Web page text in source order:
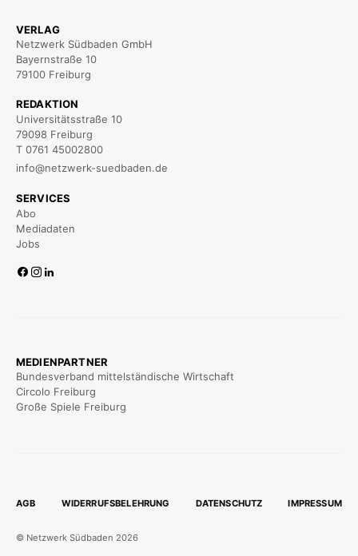
VERLAG
Netzwerk Südbaden GmbH
Bayernstraße 10
79100 Freiburg
REDAKTION
Universitätsstraße 10
79098 Freiburg
T 0761 45002800
info@netzwerk-suedbaden.de
SERVICES
Abo
Mediadaten
Jobs
MEDIENPARTNER
Bundesverband mittelständische Wirtschaft
Circolo Freiburg
Große Spiele Freiburg
AGB WIDERRUFSBELEHRUNG DATENSCHUTZ IMPRESSUM
© Netzwerk Südbaden 2026